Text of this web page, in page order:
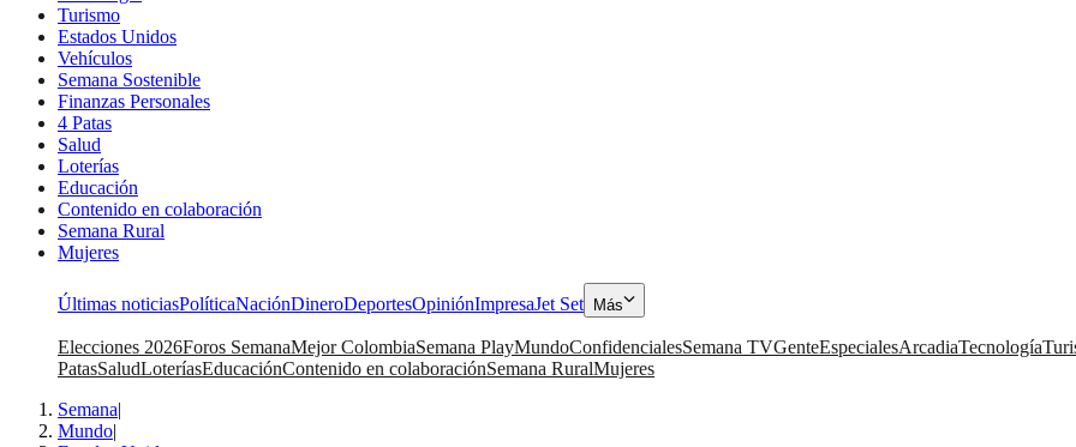
Turismo
Estados Unidos
Vehículos
Semana Sostenible
Finanzas Personales
4 Patas
Salud
Loterías
Educación
Contenido en colaboración
Semana Rural
Mujeres
Últimas noticiasPolíticaNaciónDineroDeportesOpiniónImpresaJet Set Más
Elecciones 2026Foros SemanaMejor ColombiaSemana PlayMundoConfidencialesSemana TVGenteEspecialesArcadiaTecnología
PatasSaludLoteríasEducaciónContenido en colaboraciónSemana RuralMujeres
Semana|
Mundo|